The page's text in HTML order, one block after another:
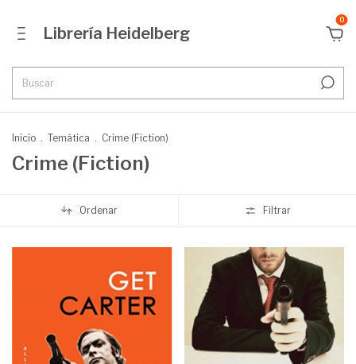
Librería Heidelberg
0
Inicio . Temática . Crime (Fiction)
Crime (Fiction)
Ordenar Filtrar